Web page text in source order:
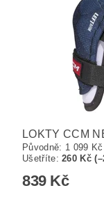
LOKTY CCM
Původně: 1 099 Kč
Ušetříte:260 Kč
839 Kč